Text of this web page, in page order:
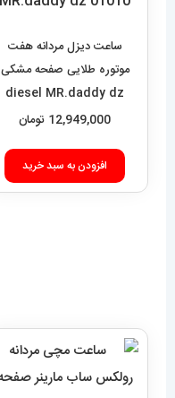
ساعت دیزل مردانه هفت
موتوره طلایی صفحه مشکی
diesel MR.daddy dz
01010
12,949,000 تومان
افزودن به سبد خرید